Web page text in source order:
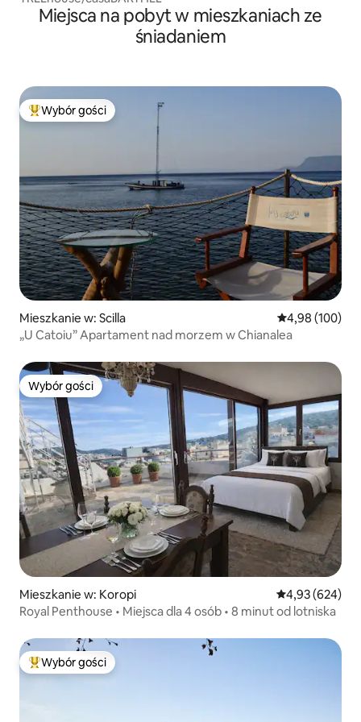
Miejsca na pobyt w mieszkaniach ze
śniadaniem
Najpopularniejsze z kategorii Wybór gości
Wybór gości
Mieszkanie w: Scilla Średnia
4,98 (100)
„U Catoiu” Apartament nad morzem w Chianalea
Wybór gości
Wybór gości
Mieszkanie w: Koropi Średnia
4,93 (624)
Royal Penthouse • Miejsca dla 4 osób • 8 minut od lotniska
Najpopularniejsze z kategorii Wybór gości
Wybór gości